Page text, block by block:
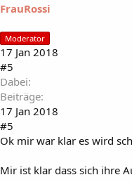
FrauRossi
Moderator
17 Jan 2018
#5
Dabei
Beiträge
17 Jan 2018
#5
Ok mir war klar es wird
Mir ist klar dass sich ihre